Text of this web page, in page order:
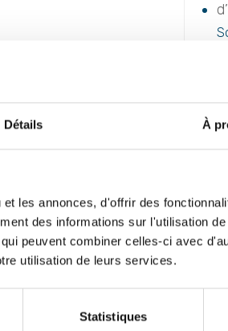
Détails À
les annonces, d'offrir des
des informations sur l'utilisation
peuvent combiner celles-ci avec
utilisation de leurs services.
Statistiques